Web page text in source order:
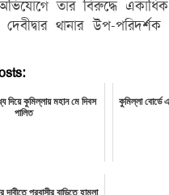
তার বিরুদ্ধে
দেবীদ্বার থানার উপ-
দিয়ে কুমিল্লায় মহান মে দিবস
পালিত
কুমিল্লা বোর্ডে
দাবীতে প্রবাসীর বাড়িতে হামলা